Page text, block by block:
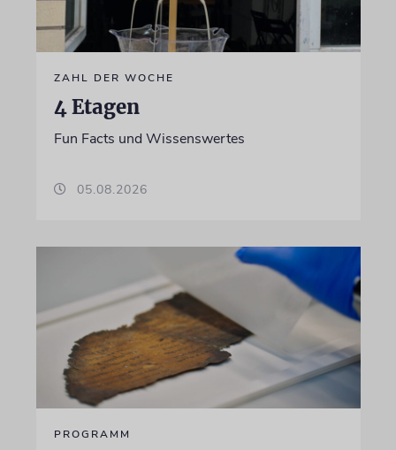
ZAHL DER WOCHE
4 Etagen
Fun Facts und Wissenswertes
05.08.2026
PROGRAMM